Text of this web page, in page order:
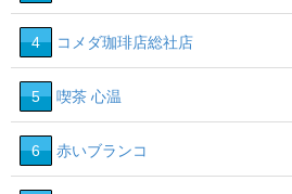
4 コメダ珈琲店総社店
5 喫茶 心温
6 赤いブランコ